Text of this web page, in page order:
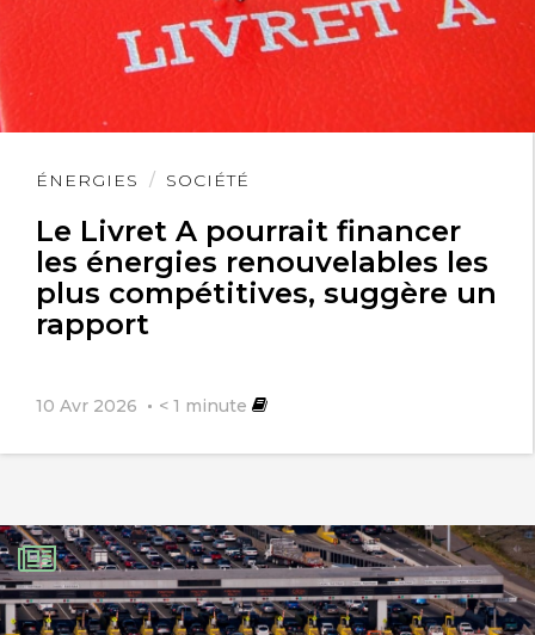
ÉNERGIES SOCIÉTÉ
Le Livret A pourrait financer
les énergies renouvelables les
plus compétitives, suggère un
rapport
10 Avr 2026 < 1 minute
Lire